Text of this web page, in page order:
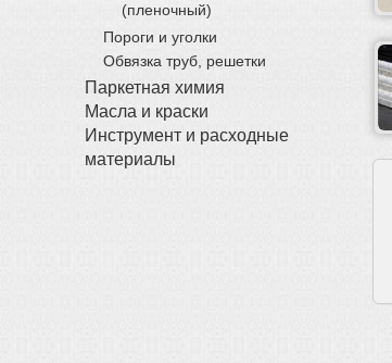
(пленочный)
Пороги и уголки
Обвязка труб, решетки
Паркетная химия
Масла и краски
Инструмент и расходные
материалы